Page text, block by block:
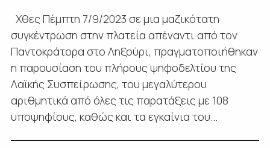
Χθες Πέμπτη 7/9/2023 σε μια μαζικότατη
συγκέντρωση στην πλατεία απέναντι από τον
Παντοκράτορα στο Ληξούρι, πραγματοποιήθηκαν
η παρουσίαση του πλήρους ψηφοδελτίου της
Λαϊκής Συσπείρωσης, του μεγαλύτερου
αριθμητικά από όλες τις παρατάξεις με 108
υποψηφίους, καθώς και τα εγκαίνια του...